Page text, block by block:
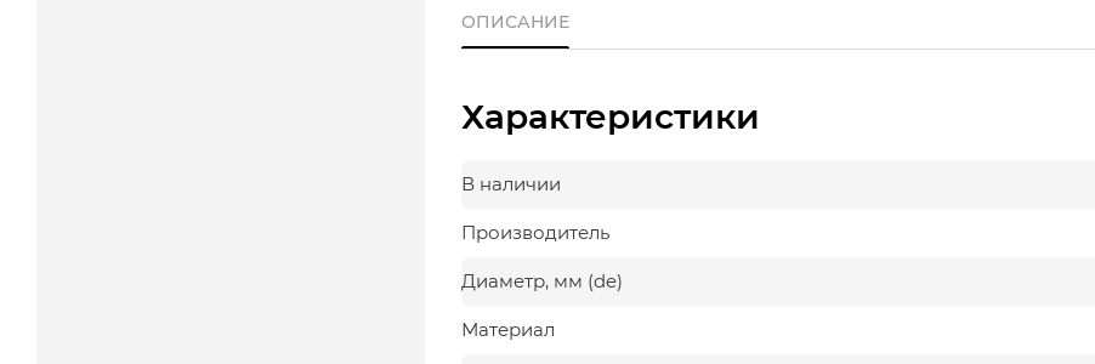
ОПИСАНИЕ
Характеристики
В наличии
Производитель
Диаметр, мм (de)
Материал